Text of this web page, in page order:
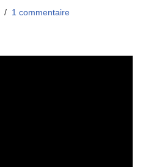
1 commentaire